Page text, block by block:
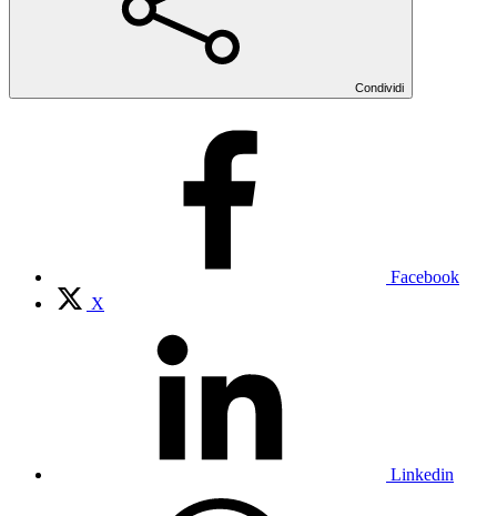
Condividi
Facebook
X
Linkedin